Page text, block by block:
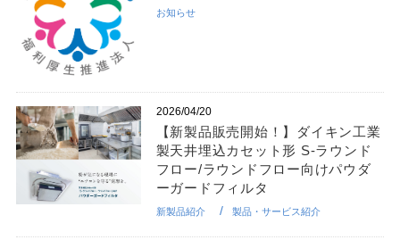
お知らせ
2026/04/20
【新製品販売開始！】ダイキン工業
製天井埋込カセット形 S-ラウンド
フロー/ラウンドフロー向けパウダ
ーガードフィルタ
新製品紹介 製品・サービス紹介